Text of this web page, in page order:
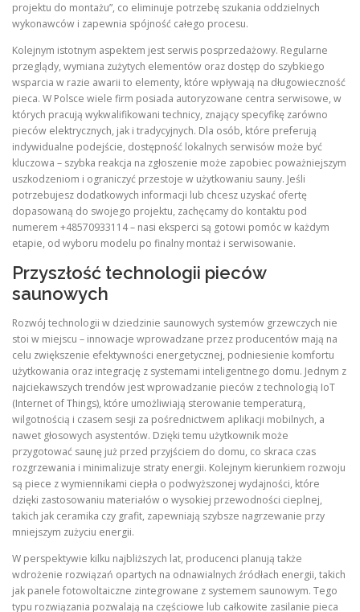
projektu do montażu”, co eliminuje potrzebę szukania oddzielnych
wykonawców i zapewnia spójność całego procesu.
Kolejnym istotnym aspektem jest serwis posprzedażowy. Regularne
przeglądy, wymiana zużytych elementów oraz dostęp do szybkiego
wsparcia w razie awarii to elementy, które wpływają na długowieczność
pieca. W Polsce wiele firm posiada autoryzowane centra serwisowe, w
których pracują wykwalifikowani technicy, znający specyfikę zarówno
pieców elektrycznych, jak i tradycyjnych. Dla osób, które preferują
indywidualne podejście, dostępność lokalnych serwisów może być
kluczowa – szybka reakcja na zgłoszenie może zapobiec poważniejszym
uszkodzeniom i ograniczyć przestoje w użytkowaniu sauny. Jeśli
potrzebujesz dodatkowych informacji lub chcesz uzyskać ofertę
dopasowaną do swojego projektu, zachęcamy do kontaktu pod
numerem +48570933114 – nasi eksperci są gotowi pomóc w każdym
etapie, od wyboru modelu po finalny montaż i serwisowanie.
Przyszłość technologii pieców
saunowych
Rozwój technologii w dziedzinie saunowych systemów grzewczych nie
stoi w miejscu – innowacje wprowadzane przez producentów mają na
celu zwiększenie efektywności energetycznej, podniesienie komfortu
użytkowania oraz integrację z systemami inteligentnego domu. Jednym z
najciekawszych trendów jest wprowadzanie pieców z technologią IoT
(Internet of Things), które umożliwiają sterowanie temperaturą,
wilgotnością i czasem sesji za pośrednictwem aplikacji mobilnych, a
nawet głosowych asystentów. Dzięki temu użytkownik może
przygotować saunę już przed przyjściem do domu, co skraca czas
rozgrzewania i minimalizuje straty energii. Kolejnym kierunkiem rozwoju
są piece z wymiennikami ciepła o podwyższonej wydajności, które
dzięki zastosowaniu materiałów o wysokiej przewodności cieplnej,
takich jak ceramika czy grafit, zapewniają szybsze nagrzewanie przy
mniejszym zużyciu energii.
W perspektywie kilku najbliższych lat, producenci planują także
wdrożenie rozwiązań opartych na odnawialnych źródłach energii, takich
jak panele fotowoltaiczne zintegrowane z systemem saunowym. Tego
typu rozwiązania pozwalają na częściowe lub całkowite zasilanie pieca